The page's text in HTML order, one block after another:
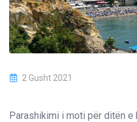
2 Gusht 2021
Parashikimi i moti për ditën